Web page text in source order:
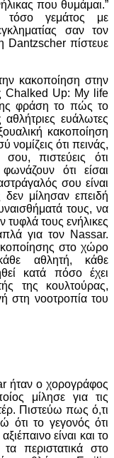
που θυμάμαι.”
τόσο γεμάτος με
σαν τον
Dantzscher πίστευε
κακοποίηση στην
Chalked Up: My life
φράση το πώς το
αθλήτριες ευάλωτες
κακοποίηση
νομίζεις ότι πεινάς,
πιστεύεις ότι
ότι είσαι
σου είναι
δεν μίλησαν επειδή
τους, να
τους ενήλικες
για τον Nassar.
στο χώρο
αθλητή, κάθε
κατά πόσο έχει
της κουλτούρας,
στη νοοτροπία του
ήταν ο χορογράφος
μίλησε για τις
Πιστεύω πως ό,τι
ότι το γεγονός ότι
είναι και το
περιστατικά στο